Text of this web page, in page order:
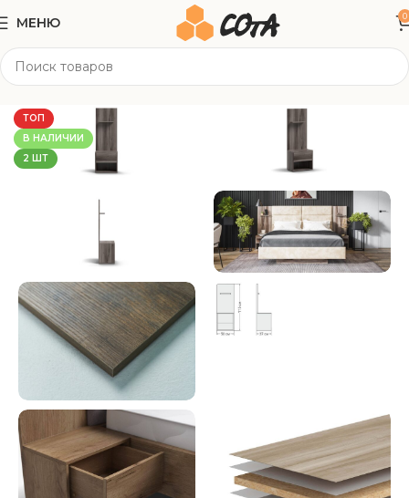
МЕНЮ 0
Корпусная мебель
ТОП
В НАЛИЧИИ
2 ШТ